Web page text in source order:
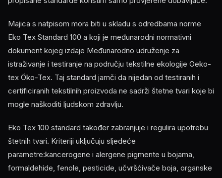
Majica s natpisom mora biti u skladu s odredbama norme
Eko Tex Standard 100 a koji je međunarodni normativni
dokument kojeg izdaje Međunarodno udruženje za
istraživanje i testiranje na području tekstilne ekologije Oeko-
tex Öko-Tex. Taj standard jamči da nijedan od testiranih i
certificiranih tekstilnih proizvoda ne sadrži štetne tvari koje bi
mogle naškoditi ljudskom zdravlju.
Eko Tex 100 standard također zabranjuje i regulira upotrebu
štetnih tvari. Kriteriji uključuju sljedeće
parametre:kancerogene i alergene pigmente u bojama,
formaldehide, fenole, pesticide, učvršćivače boja, organske